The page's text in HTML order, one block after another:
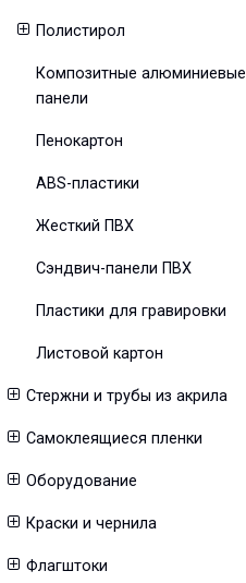
Полистирол
Композитные алюминиевые
панели
Пенокартон
ABS-пластики
Жесткий ПВХ
Сэндвич-панели ПВХ
Пластики для гравировки
Листовой картон
Стержни и трубы из акрила
Самоклеящиеся пленки
Оборудование
Краски и чернила
Флагштоки